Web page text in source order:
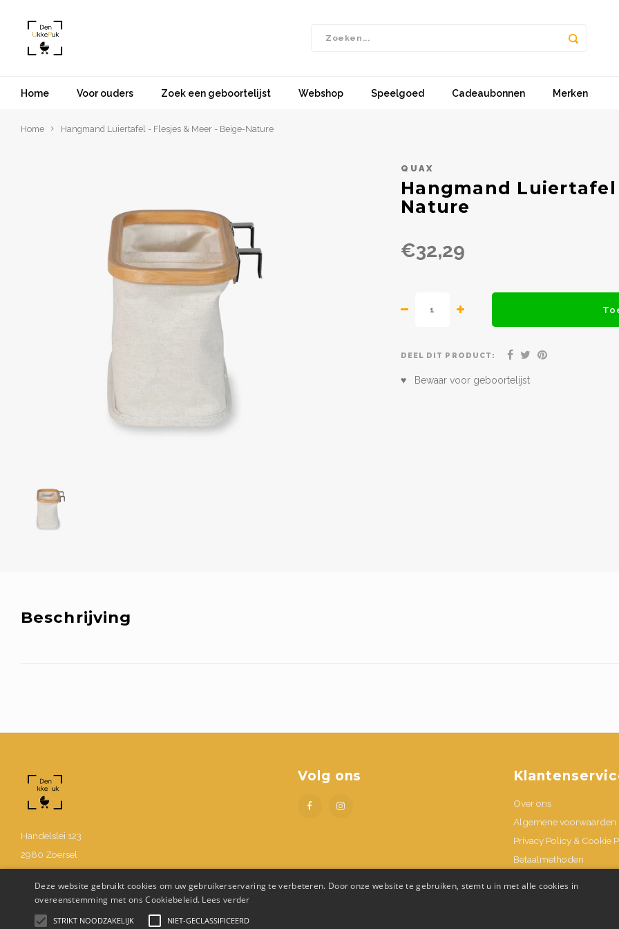
Home Voor ouders Zoek een geboortelijst Webshop Speelgoed Cadeaubonnen Merken
Home Hangmand Luiertafel - Flesjes & Meer - Beige-Nature
QUAX
Hangmand Luiertafel
Nature
€32,29
DEEL DIT PRODUCT:
♥ Bewaar voor geboortelijst
Beschrijving
Handelslei 123
2980 Zoersel
03 302 48 58
Volg ons
Over ons
Algemene voorwaarden
Privacy Policy & Cookie
Betaalmethoden
Deze website gebruikt cookies om uw gebruikerservaring te verbeteren. Door onze website te gebruiken, stemt u in met alle cookies in
overeenstemming met ons Cookiebeleid. Lees verder
STRIKT NOODZAKELIJK NIET-GECLASSIFICEERD